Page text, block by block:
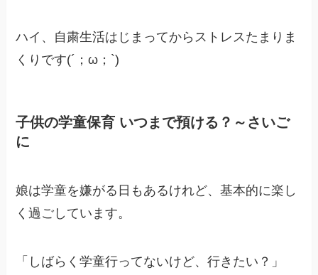
ハイ、自粛生活はじまってからストレスたまりま
くりです(´；ω；`)
子供の学童保育 いつまで預ける？～さいご
に
娘は学童を嫌がる日もあるけれど、基本的に楽し
く過ごしています。
「しばらく学童行ってないけど、行きたい？」